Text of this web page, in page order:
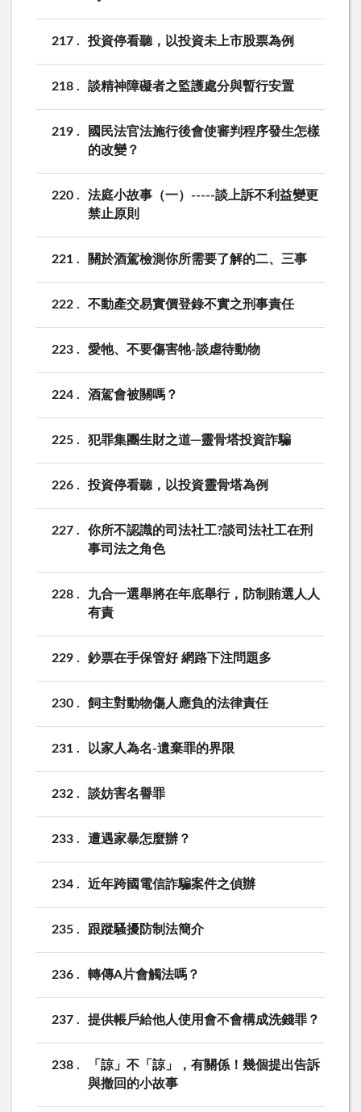
217 投資停看聽，以投資未上市股票為例
218 談精神障礙者之監護處分與暫行安置
219
國民法官法施行後會使審判程序發生怎樣
的改變？
220
法庭小故事（一）-----談上訴不利益變更
禁止原則
221 關於酒駕檢測你所需要了解的二、三事
222 不動產交易實價登錄不實之刑事責任
223 愛牠、不要傷害牠-談虐待動物
224 酒駕會被關嗎？
225 犯罪集團生財之道─靈骨塔投資詐騙
226 投資停看聽，以投資靈骨塔為例
227
你所不認識的司法社工?談司法社工在刑
事司法之角色
228
九合一選舉將在年底舉行，防制賄選人人
有責
229 鈔票在手保管好 網路下注問題多
230 飼主對動物傷人應負的法律責任
231 以家人為名-遺棄罪的界限
232 談妨害名譽罪
233 遭遇家暴怎麼辦？
234 近年跨國電信詐騙案件之偵辦
235 跟蹤騷擾防制法簡介
236 轉傳A片會觸法嗎？
237 提供帳戶給他人使用會不會構成洗錢罪？
238
「諒」不「諒」，有關係！幾個提出告訴
與撤回的小故事